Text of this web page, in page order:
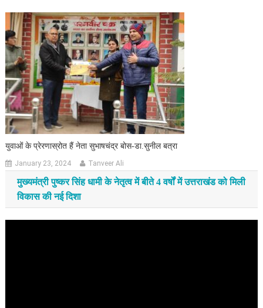
युवाओं के प्रेरणास्रोत हैं नेता सुभाषचंद्र बोस-डा.सुनील बत्रा
January 23, 2024 Tanveer Ali
मुख्यमंत्री पुष्कर सिंह धामी के नेतृत्व में बीते 4 वर्षों में उत्तराखंड को मिली
विकास की नई दिशा